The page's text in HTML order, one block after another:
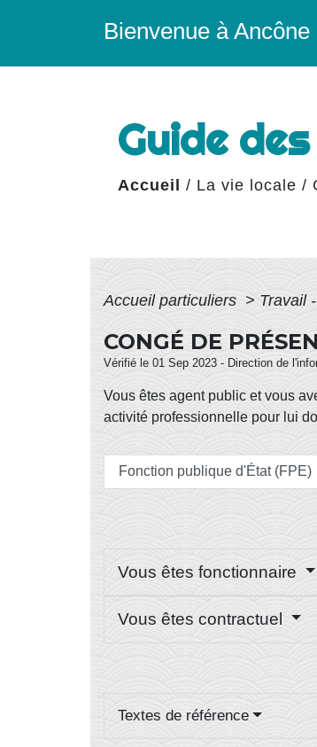
Bienvenue à Ancône
Guide
Accueil / La vie locale /
Accueil particuliers > Travail
CONGÉ DE
Vérifié le 01 Sep 2023 - Direction de
Vous êtes agent public et vous
activité professionnelle pour lui
Fonction publique d'État (FPE)
Vous êtes fonctionnaire
Vous êtes contractuel
Textes de référence